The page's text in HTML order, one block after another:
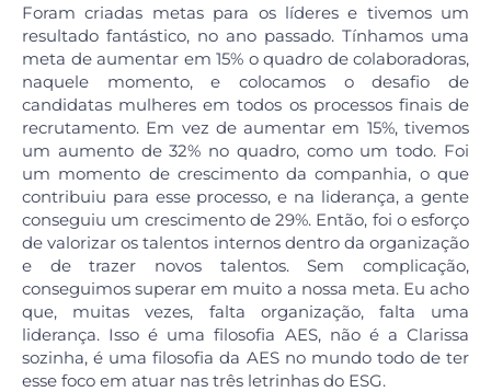
Foram criadas metas para os líderes e tivemos um
resultado fantástico, no ano passado. Tínhamos uma
meta de aumentar em 15% o quadro de colaboradoras,
naquele momento, e colocamos o desafio de
candidatas mulheres em todos os processos finais de
recrutamento. Em vez de aumentar em 15%, tivemos
um aumento de 32% no quadro, como um todo. Foi
um momento de crescimento da companhia, o que
contribuiu para esse processo, e na liderança, a gente
conseguiu um crescimento de 29%. Então, foi o esforço
de valorizar os talentos internos dentro da organização
e de trazer novos talentos. Sem complicação,
conseguimos superar em muito a nossa meta. Eu acho
que, muitas vezes, falta organização, falta uma
liderança. Isso é uma filosofia AES, não é a Clarissa
sozinha, é uma filosofia da AES no mundo todo de ter
esse foco em atuar nas três letrinhas do ESG.